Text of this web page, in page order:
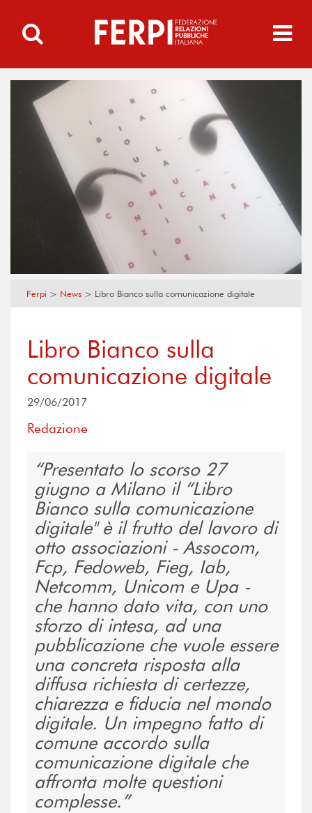
Ferpi > News > Libro Bianco sulla comunicazione digitale
Libro Bianco sulla
comunicazione digitale
29/06/2017
Redazione
Presentato lo scorso 27
giugno a Milano il “Libro
Bianco sulla comunicazione
digitale" è il frutto del lavoro di
otto associazioni - Assocom,
Fcp, Fedoweb, Fieg, Iab,
Netcomm, Unicom e Upa -
che hanno dato vita, con uno
sforzo di intesa, ad una
pubblicazione che vuole essere
una concreta risposta alla
diffusa richiesta di certezze,
chiarezza e fiducia nel mondo
digitale. Un impegno fatto di
comune accordo sulla
comunicazione digitale che
affronta molte questioni
complesse.